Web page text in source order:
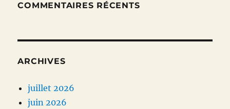
COMMENTAIRES RÉCENTS
ARCHIVES
juillet 2026
juin 2026